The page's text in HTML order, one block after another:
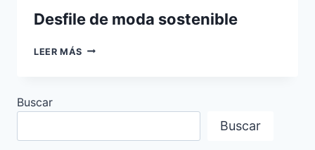
Desfile de moda sostenible
LEER MÁS DESFILE
Buscar
Buscar